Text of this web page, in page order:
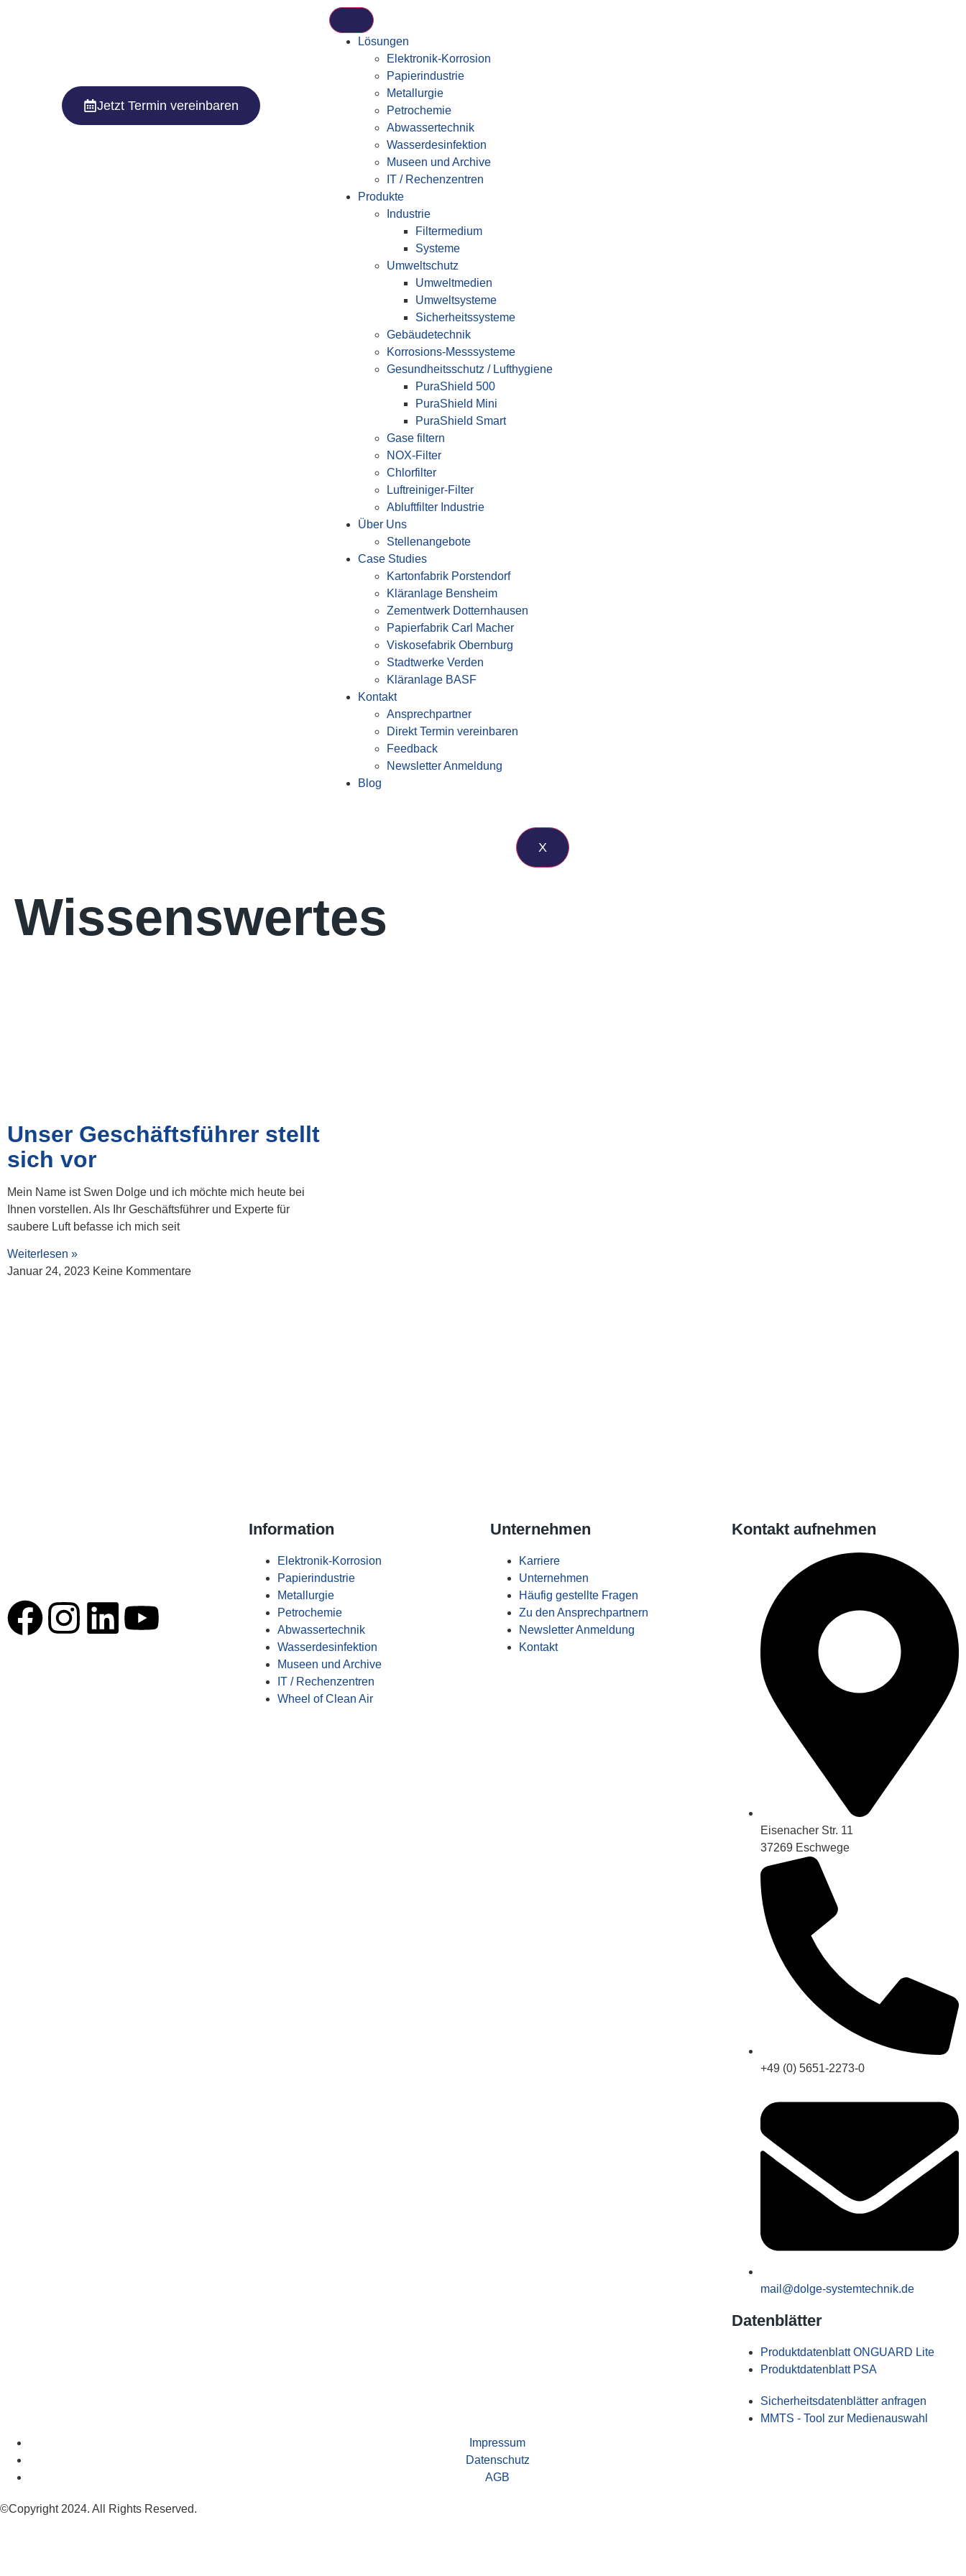
Jetzt Termin vereinbaren
Lösungen
Elektronik-Korrosion
Papierindustrie
Metallurgie
Petrochemie
Abwassertechnik
Wasserdesinfektion
Museen und Archive
IT / Rechenzentren
Produkte
Industrie
Filtermedium
Systeme
Umweltschutz
Umweltmedien
Umweltsysteme
Sicherheitssysteme
Gebäudetechnik
Korrosions-Messsysteme
Gesundheitsschutz / Lufthygiene
PuraShield 500
PuraShield Mini
PuraShield Smart
Gase filtern
NOX-Filter
Chlorfilter
Luftreiniger-Filter
Abluftfilter Industrie
Über Uns
Stellenangebote
Case Studies
Kartonfabrik Porstendorf
Kläranlage Bensheim
Zementwerk Dotternhausen
Papierfabrik Carl Macher
Viskosefabrik Obernburg
Stadtwerke Verden
Kläranlage BASF
Kontakt
Ansprechpartner
Direkt Termin vereinbaren
Feedback
Newsletter Anmeldung
Blog
X
Wissenswertes
Unser Geschäftsführer stellt
sich vor
Mein Name ist Swen Dolge und ich möchte mich heute bei
Ihnen vorstellen. Als Ihr Geschäftsführer und Experte für
saubere Luft befasse ich mich seit
Weiterlesen »
Januar 24, 2023 Keine Kommentare
Information
Elektronik-Korrosion
Papierindustrie
Metallurgie
Petrochemie
Abwassertechnik
Wasserdesinfektion
Museen und Archive
IT / Rechenzentren
Wheel of Clean Air
Unternehmen
Karriere
Unternehmen
Häufig gestellte Fragen
Zu den Ansprechpartnern
Newsletter Anmeldung
Kontakt
Kontakt aufnehmen
Eisenacher Str. 11
37269 Eschwege
+49 (0) 5651-2273-0
mail@dolge-systemtechnik.de
Datenblätter
Produktdatenblatt ONGUARD Lite
Produktdatenblatt PSA
Sicherheitsdatenblätter anfragen
MMTS - Tool zur Medienauswahl
Impressum
Datenschutz
AGB
©Copyright 2024. All Rights Reserved.